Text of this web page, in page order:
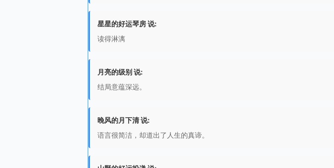
星星的好运琴房 说:
读得淋漓
月亮的级别 说:
结局意蕴深远。
晚风的月下清 说:
语言很简洁，却道出了人生的真谛。